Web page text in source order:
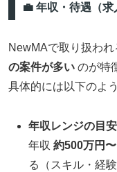
💼 年収・待遇（求
NewMAで取り扱わ
の案件が多い のが特
具体的には以下のよ
年収レンジの目安
年収約500万円
る（スキル・経